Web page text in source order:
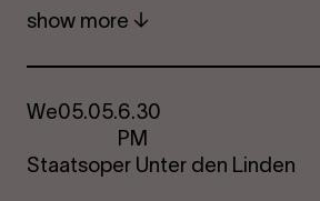
show more
We05.05.6.30
PM
Staatsoper Unter den Linden